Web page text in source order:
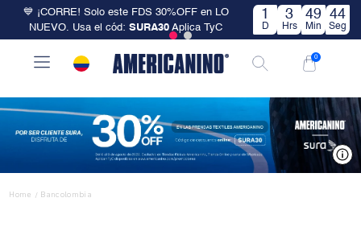
💙 ¡CORRE! Solo este FDS 30%OFF en LO
NUEVO. Usa el cód: SURA30 Aplica TyC
1
D
3
Hrs
49
Min
43
Seg
0
Home / Bancolombia